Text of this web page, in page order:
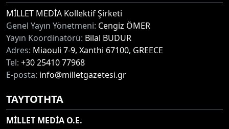
MİLLET MEDİA Kollektif Şirketi
Genel Yayın Yönetmeni: Cengiz ÖMER
Yayın Koordinatörü: Bilal BUDUR
Adres: Miaouli 7-9, Xanthi 67100, GREECE
Tel: +30 25410 77968
E-posta: info@milletgazetesi.gr
ΤΑΥΤΟΤΗΤΑ
MİLLET MEDİA O.E.